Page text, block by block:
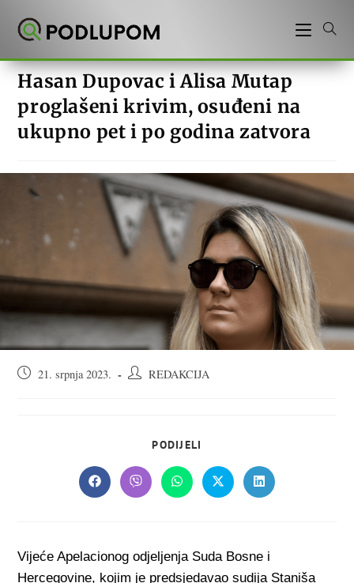
Hasan Dupovac i Alisa Mutap
proglašeni krivim, osuđeni na
ukupno pet i po godina zatvora
Objava21. srpnja 2023.
AutorREDAKCIJA
PODIJELI
CONTENT
Opens
in
Opens
in
Opens
in
Opens
in
Opens
in
Vijeće Apelacionog odjeljenja Suda Bosne i
Hercegovine, kojim je predsjedavao sudija Staniša